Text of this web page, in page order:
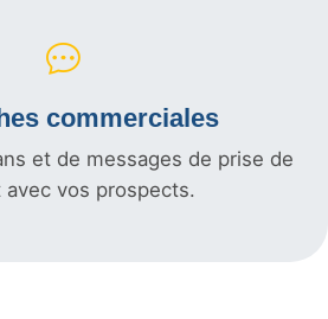
commerciales
et de messages de prise de
avec vos prospects.